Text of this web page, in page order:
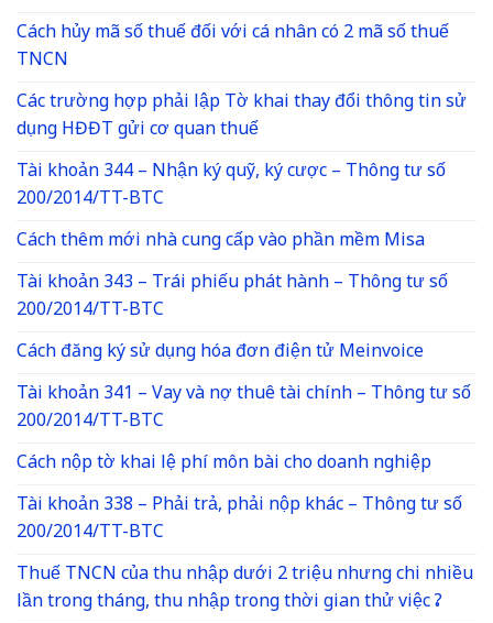
Cách hủy mã số thuế đối với cá nhân có 2 mã số thuế
TNCN
Các trường hợp phải lập Tờ khai thay đổi thông tin sử
dụng HĐĐT gửi cơ quan thuế
Tài khoản 344 – Nhận ký quỹ, ký cược – Thông tư số
200/2014/TT-BTC
Cách thêm mới nhà cung cấp vào phần mềm Misa
Tài khoản 343 – Trái phiếu phát hành – Thông tư số
200/2014/TT-BTC
Cách đăng ký sử dụng hóa đơn điện tử Meinvoice
Tài khoản 341 – Vay và nợ thuê tài chính – Thông tư số
200/2014/TT-BTC
Cách nộp tờ khai lệ phí môn bài cho doanh nghiệp
Tài khoản 338 – Phải trả, phải nộp khác – Thông tư số
200/2014/TT-BTC
Thuế TNCN của thu nhập dưới 2 triệu nhưng chi nhiều
lần trong tháng, thu nhập trong thời gian thử việc ?